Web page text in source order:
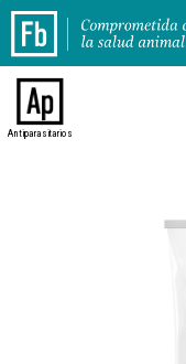
Antiparasitarios